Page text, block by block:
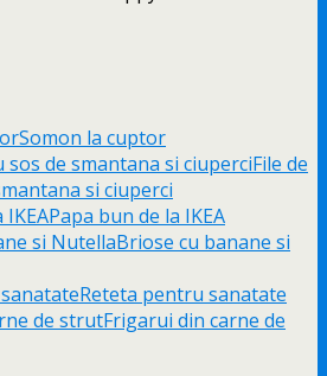
Somon la cuptor
File de
si ciuperci
Papa bun de la IKEA
Briose cu banane si
Reteta pentru sanatate
Frigarui din carne de